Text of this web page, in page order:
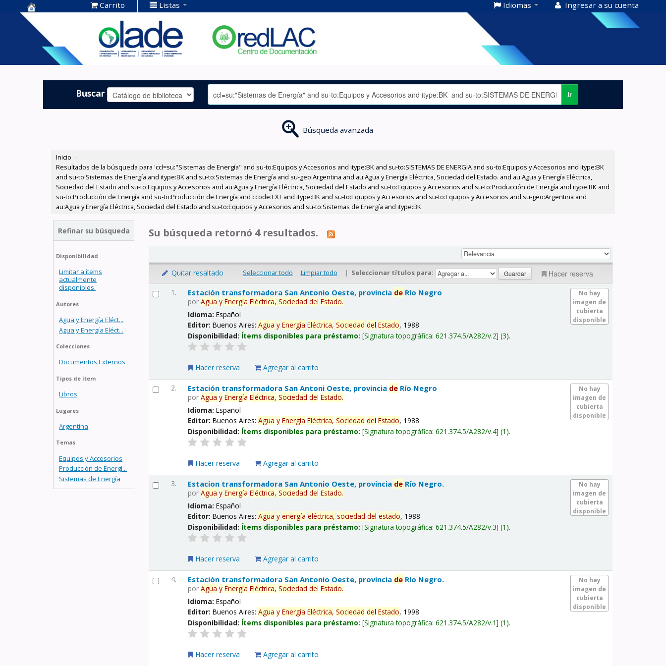
Centro de
Documentación
OLADE -
Carrito Listas Idiomas Ingresar a su cuenta
Buscar Ir
Búsqueda avanzada
Inicio ›
Resultados de la búsqueda para 'ccl=su:"Sistemas de Energía" and su-to:Equipos y Accesorios and itype:BK and su-to:SISTEMAS DE ENERGIA and su-to:Equipos y Accesorios and itype:BK
and su-to:Sistemas de Energía and itype:BK and su-to:Sistemas de Energía and su-geo:Argentina and au:Agua y Energía Eléctrica, Sociedad del Estado. and au:Agua y Energía Eléctrica,
Sociedad del Estado and su-to:Equipos y Accesorios and au:Agua y Energía Eléctrica, Sociedad del Estado and su-to:Equipos y Accesorios and su-to:Producción de Energía and itype:BK and
su-to:Producción de Energía and su-to:Producción de Energía and ccode:EXT and itype:BK and su-to:Equipos y Accesorios and su-to:Equipos y Accesorios and su-geo:Argentina and
au:Agua y Energía Eléctrica, Sociedad del Estado and su-to:Equipos y Accesorios and su-to:Sistemas de Energía and itype:BK'
Refinar su búsqueda
Disponibilidad
Limitar a ítems
actualmente
disponibles.
Autores
Agua y Energía Eléct...
Agua y Energía Eléct...
Colecciones
Documentos Externos
Tipos de ítem
Libros
Lugares
Argentina
Temas
Equipos y Accesorios
Producción de Energí...
Sistemas de Energía
Su búsqueda retornó 4 resultados.
Quitar resaltado | Seleccionar todo Limpiar todo | Seleccionar títulos para: Hacer reserva
1.
No hay
imagen de
cubierta
disponible
Estación transformadora San Antonio Oeste, provincia de Río Negro
porAgua y Energía Eléctrica, Sociedad delEstado.
Idioma:Español
Editor:Buenos Aires:Agua y Energía Eléctrica, Sociedad delEstado, 1988
Disponibilidad: Ítems disponibles para préstamo: Signatura topográfica:621.374.5/A282/v.2 (3).
Hacer reserva Agregar al carrito
2.
No hay
imagen de
cubierta
disponible
Estación transformadora San Antoni Oeste, provincia de Río Negro
porAgua y Energía Eléctrica, Sociedad delEstado.
Idioma:Español
Editor:Buenos Aires:Agua y Energía Eléctrica, Sociedad delEstado, 1988
Disponibilidad: Ítems disponibles para préstamo: Signatura topográfica:621.374.5/A282/v.4 (1).
Hacer reserva Agregar al carrito
3.
No hay
imagen de
cubierta
disponible
Estacion transformadora San Antonio Oeste, provincia de Río Negro.
porAgua y Energía Eléctrica, Sociedad delEstado.
Idioma:Español
Editor:Buenos Aires:Agua y energía eléctrica, sociedad delestado, 1988
Disponibilidad: Ítems disponibles para préstamo: Signatura topográfica:621.374.5/A282/v.3 (1).
Hacer reserva Agregar al carrito
4.
No hay
imagen de
cubierta
disponible
Estación transformadora San Antonio Oeste, provincia de Río Negro.
porAgua y Energía Eléctrica, Sociedad delEstado.
Idioma:Español
Editor:Buenos Aires:Agua y Energía Eléctrica, Sociedad delEstado, 1998
Disponibilidad: Ítems disponibles para préstamo: Signatura topográfica:621.374.5/A282/v.1 (1).
Hacer reserva Agregar al carrito